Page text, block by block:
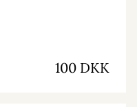
100 DKK